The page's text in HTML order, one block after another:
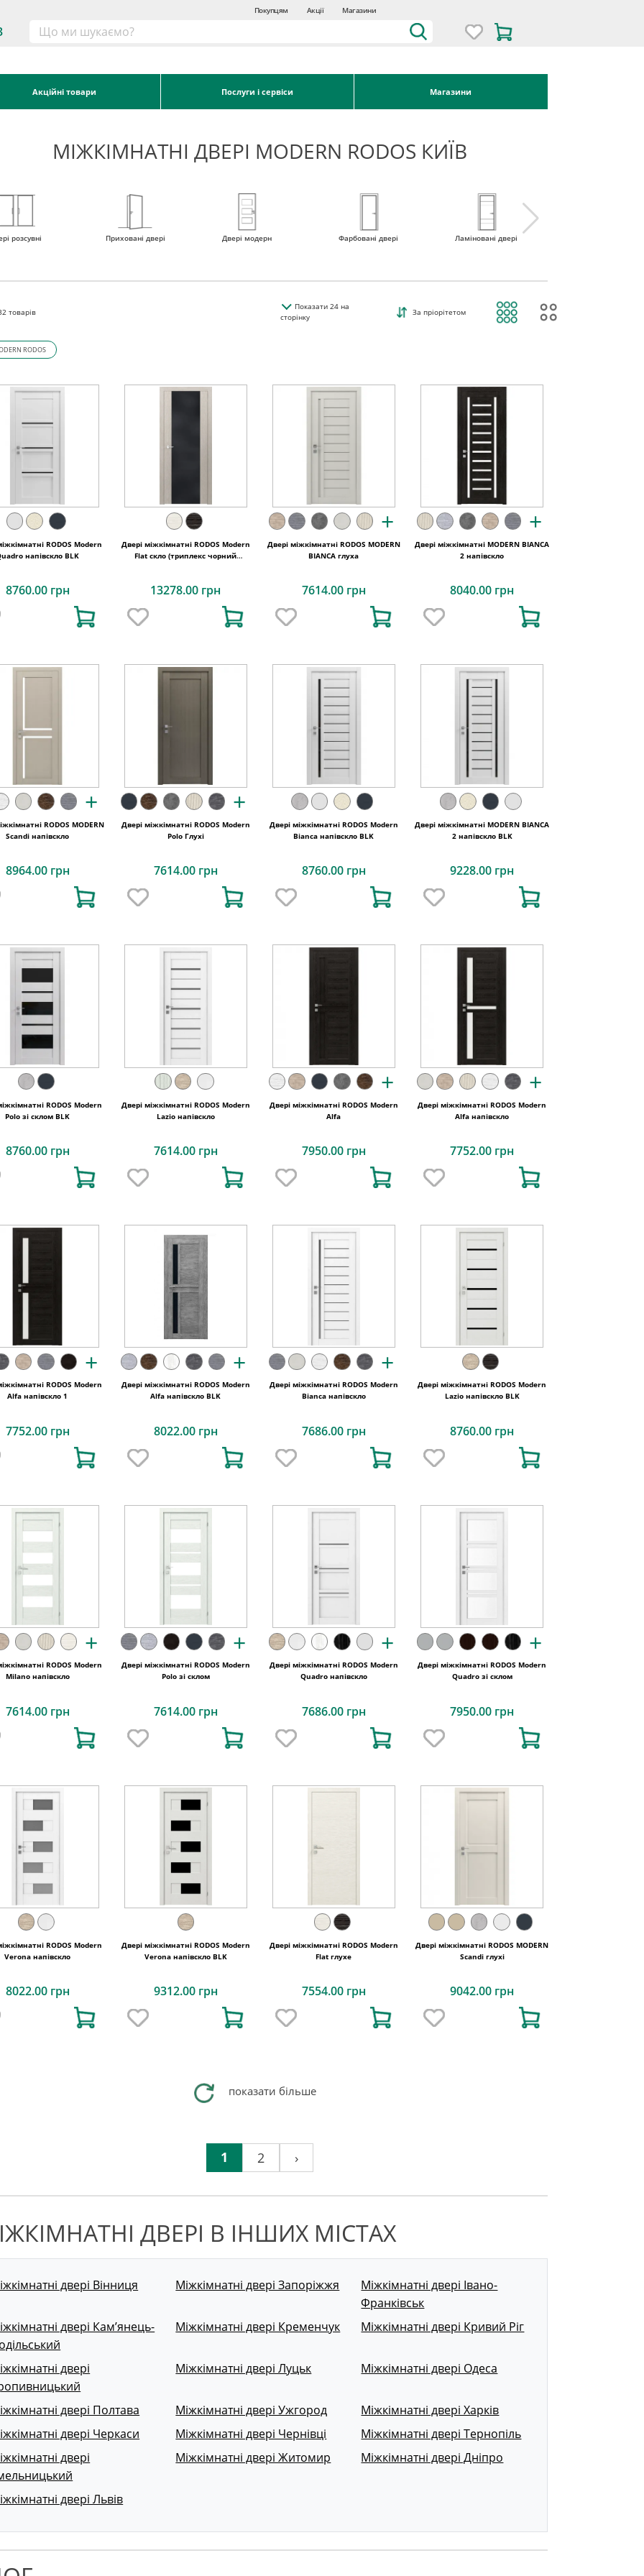
Покупцям Акції Магазини
Акційні товари Послуги і сервіси Магазини
МІЖКІМНАТНІ ДВЕРІ MODERN RODOS КИЇВ
розсувні Приховані двері Двері модерн Фарбовані двері Ламіновані двері
товарів
Показати24на
сторінку
За пріорітетом
RODOS
RODOS Modern
напівскло BLK
8760.00 грн
Двері міжкімнатні RODOS Modern
Flat скло (триплекс чорний
13278.00 грн
+
Двері міжкімнатні RODOS MODERN
BIANCA глуха
7614.00 грн
+
Двері міжкімнатні MODERN BIANCA
2 напівскло
8040.00 грн
+
RODOS MODERN
Scandi напівскло
8964.00 грн
+
Двері міжкімнатні RODOS Modern
Polo Глухі
7614.00 грн
Двері міжкімнатні RODOS Modern
Bianca напівскло BLK
8760.00 грн
Двері міжкімнатні MODERN BIANCA
2 напівскло BLK
9228.00 грн
RODOS Modern
Polo зі склом BLK
8760.00 грн
Двері міжкімнатні RODOS Modern
Lazio напівскло
7614.00 грн
+
Двері міжкімнатні RODOS Modern
Alfa
7950.00 грн
+
Двері міжкімнатні RODOS Modern
Alfa напівскло
7752.00 грн
+
RODOS Modern
Alfa напівскло 1
7752.00 грн
+
Двері міжкімнатні RODOS Modern
Alfa напівскло BLK
8022.00 грн
+
Двері міжкімнатні RODOS Modern
Bianca напівскло
7686.00 грн
Двері міжкімнатні RODOS Modern
Lazio напівскло BLK
8760.00 грн
+
RODOS Modern
Milano напівскло
7614.00 грн
+
Двері міжкімнатні RODOS Modern
Polo зі склом
7614.00 грн
+
Двері міжкімнатні RODOS Modern
Quadro напівскло
7686.00 грн
+
Двері міжкімнатні RODOS Modern
Quadro зі склом
7950.00 грн
RODOS Modern
Verona напівскло
8022.00 грн
Двері міжкімнатні RODOS Modern
Verona напівскло BLK
9312.00 грн
Двері міжкімнатні RODOS Modern
Flat глухе
7554.00 грн
Двері міжкімнатні RODOS MODERN
Scandi глухі
9042.00 грн
показати більше
1 2 ›
ДВЕРІ В ІНШИХ МІСТАХ
двері Вінниця Міжкімнатні двері Запоріжжя
Міжкімнатні двері Івано-
Франківськ
двері Кам’янець-
Міжкімнатні двері Кременчук Міжкімнатні двері Кривий Ріг
двері
Міжкімнатні двері Луцьк Міжкімнатні двері Одеса
двері Полтава Міжкімнатні двері Ужгород
Міжкімнатні двері Харків
двері Черкаси
Міжкімнатні двері Чернівці
Міжкімнатні двері Тернопіль
двері
Міжкімнатні двері Житомир Міжкімнатні двері Дніпро
двері Львів